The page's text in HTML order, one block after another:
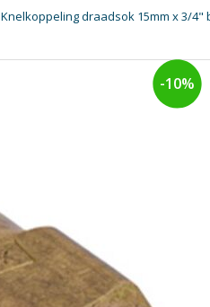
Vacatures
Knelkoppeling draadsok 15mm x 3/
-10%